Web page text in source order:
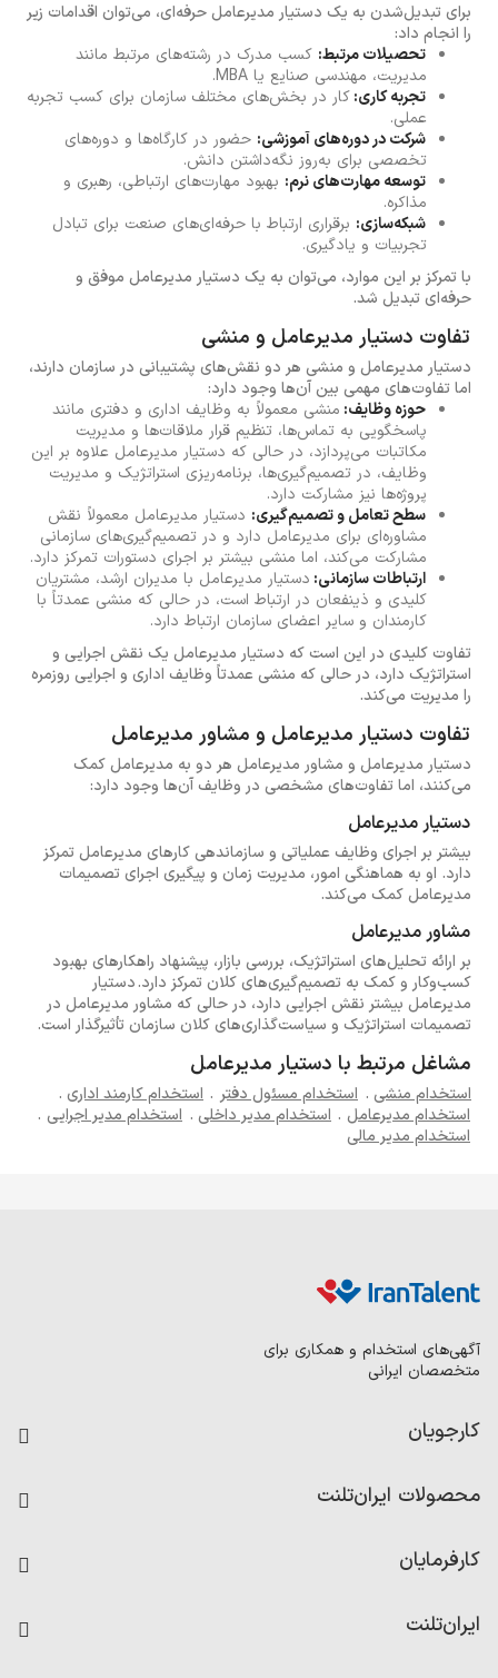
برای تبدیل‌شدن به یک دستیار مدیرعامل حرفه‌ای، می‌توان اقدامات زیر
را انجام داد:
تحصیلات مرتبط: کسب مدرک در رشته‌های مرتبط مانند
مدیریت، مهندسی صنایع یا MBA.
تجربه کاری:کار در بخش‌های مختلف سازمان برای کسب تجربه
عملی.
شرکت در دوره‌های آموزشی: حضور در کارگاه‌ها و دوره‌های
تخصصی برای به‌روز نگه‌داشتن دانش.
توسعه مهارت‌های نرم: بهبود مهارت‌های ارتباطی، رهبری و
مذاکره.
شبکه‌سازی: برقراری ارتباط با حرفه‌ای‌های صنعت برای تبادل
تجربیات و یادگیری.
با تمرکز بر این موارد، می‌توان به یک دستیار مدیرعامل موفق و
حرفه‌ای تبدیل شد.
تفاوت دستیار مدیرعامل و منشی
دستیار مدیرعامل و منشی هر دو نقش‌های پشتیبانی در سازمان دارند،
اما تفاوت‌های مهمی بین آن‌ها وجود دارد:
حوزه وظایف: منشی معمولاً به وظایف اداری و دفتری مانند
پاسخگویی به تماس‌ها، تنظیم قرار ملاقات‌ها و مدیریت
مکاتبات می‌پردازد، در حالی که دستیار مدیرعامل علاوه بر این
وظایف، در تصمیم‌گیری‌ها، برنامه‌ریزی استراتژیک و مدیریت
پروژه‌ها نیز مشارکت دارد.
سطح تعامل و تصمیم‌گیری: دستیار مدیرعامل معمولاً نقش
مشاوره‌ای برای مدیرعامل دارد و در تصمیم‌گیری‌های سازمانی
مشارکت می‌کند، اما منشی بیشتر بر اجرای دستورات تمرکز دارد.
ارتباطات سازمانی: دستیار مدیرعامل با مدیران ارشد، مشتریان
کلیدی و ذینفعان در ارتباط است، در حالی که منشی عمدتاً با
کارمندان و سایر اعضای سازمان ارتباط دارد.
تفاوت کلیدی در این است که دستیار مدیرعامل یک نقش اجرایی و
استراتژیک دارد، در حالی که منشی عمدتاً وظایف اداری و اجرایی روزمره
را مدیریت می‌کند.
تفاوت دستیار مدیرعامل و مشاور مدیرعامل
دستیار مدیرعامل و مشاور مدیرعامل هر دو به مدیرعامل کمک
می‌کنند، اما تفاوت‌های مشخصی در وظایف آن‌ها وجود دارد:
دستیار مدیرعامل
بیشتر بر اجرای وظایف عملیاتی و سازماندهی کارهای مدیرعامل تمرکز
دارد. او به هماهنگی امور، مدیریت زمان و پیگیری اجرای تصمیمات
مدیرعامل کمک می‌کند.
مشاور مدیرعامل
بر ارائه تحلیل‌های استراتژیک، بررسی بازار، پیشنهاد راهکارهای بهبود
کسب‌وکار و کمک به تصمیم‌گیری‌های کلان تمرکز دارد. دستیار
مدیرعامل بیشتر نقش اجرایی دارد، در حالی که مشاور مدیرعامل در
تصمیمات استراتژیک و سیاست‌گذاری‌های کلان سازمان تأثیرگذار است.
مشاغل مرتبط با دستیار مدیرعامل
استخدام منشی . استخدام مسئول دفتر . استخدام کارمند اداری .
استخدام مدیرعامل . استخدام مدیر داخلی . استخدام مدیر اجرایی .
استخدام مدیر مالی
آگهی‌های استخدام و همکاری برای
متخصصان ایرانی
کارجویان
رزومه ساز
امتیاز شرکت‌ها
محصولات ایران‌تلنت
کاردیکس
کارفرمایان
ایران‌تلنت